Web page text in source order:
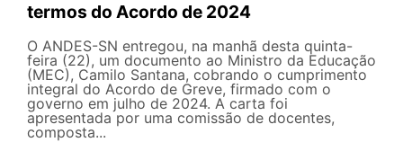
termos do Acordo de 2024
O ANDES-SN entregou, na manhã desta quinta-
feira (22), um documento ao Ministro da Educação
(MEC), Camilo Santana, cobrando o cumprimento
integral do Acordo de Greve, firmado com o
governo em julho de 2024. A carta foi
apresentada por uma comissão de docentes,
composta...